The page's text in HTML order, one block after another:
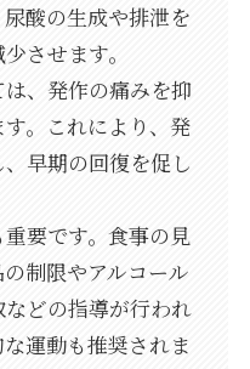
酸の生成や排泄を
させます。
、発作の痛みを抑
。これにより、発
早期の回復を促し
要です。食事の見
制限やアルコール
どの指導が行われ
運動も推奨されま